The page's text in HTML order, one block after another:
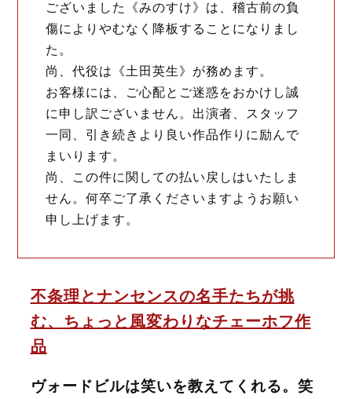
ございました《みのすけ》は、稽古前の負
傷によりやむなく降板することになりまし
た。
尚、代役は《土田英生》が務めます。
お客様には、ご心配とご迷惑をおかけし誠
に申し訳ございません。出演者、スタッフ
一同、引き続きより良い作品作りに励んで
まいります。
尚、この件に関しての払い戻しはいたしま
せん。何卒ご了承くださいますようお願い
申し上げます。
不条理とナンセンスの名手たちが挑
む、ちょっと風変わりなチェーホフ作
品
ヴォードビルは笑いを教えてくれる。笑